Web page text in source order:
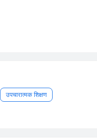
उपचारात्मक शिक्षण